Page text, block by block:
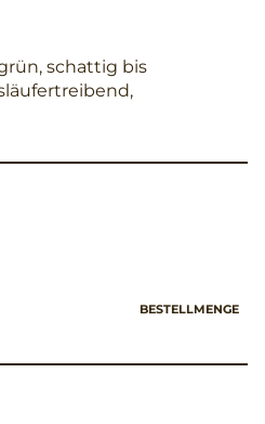
schattig bis
BESTELLMENGE